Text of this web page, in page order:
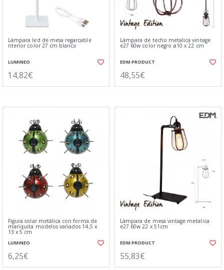
Lámpara led de mesa regarcable
nterior color 27 cm blanco
LUMINEO
14,82€
Lámpara de techo metalica vintage
e27 60w color negro ø10 x 22 cm
EDM PRODUCT
48,55€
Figura solar metálica con forma de
mariquita modelos variados 14,5 x
13 x 5 cm
LUMINEO
6,25€
Lámpara de mesa vintage metalica
e27 60w 22 x 51cm
EDM PRODUCT
55,83€